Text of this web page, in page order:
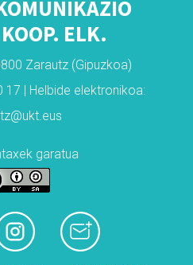
ELK.
Zarautz (Gipuzkoa)
17 | Helbide elektronikoa:
garatua